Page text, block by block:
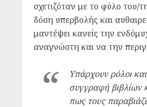
σχετιζόταν με το φύλο του/
δόση υπερβολής και
μαντέψει κανείς την
αναγνώστη και να την
Υπάρχουν ρόλοι
συγγραφή βιβλίων
πως τους